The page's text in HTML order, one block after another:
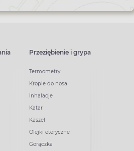
Przeziębienie i grypa
Termometry
Krople do nosa
Inhalacje
Katar
Kaszel
Olejki eteryczne
Gorączka